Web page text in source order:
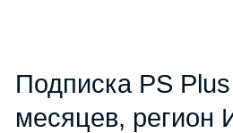
Подписка PS
месяцев, регион